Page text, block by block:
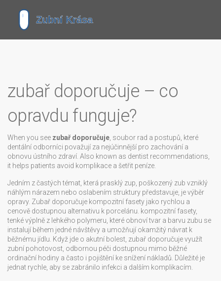
zubař doporučuje – co
opravdu funguje?
When you see zubař doporučuje soubor rad a postupů, které
dentální odborníci považují za nejúčinnější pro zachování a
obnovu ústního zdraví . Also known as dentist recommendations
it helps patients avoid komplikace a šetřit peníze.
Jedním z častých témat, která prasklý zup poškozený zub vzniklý
náhlým nárazem nebo oslabením struktury představuje, je výběr
opravy. Zubař doporučuje kompozitní fasety jako rychlou a
cenově dostupnou alternativu k porcelánu. kompozitní fasety,
tenké výplně z lehkého polymeru, které obnoví tvar a barvu zubu se
instalují během jedné návštěvy a umožňují okamžitý návrat k
běžnému jídlu. Když jde o akutní bolest, zubař doporučuje využít
zubní pohotovost odbornou péči dostupnou mimo běžné
ordinační hodiny a často i pojištění ke snížení nákladů. Důležité je
jednat rychle, aby se zabránilo infekci a dalším komplikacím.